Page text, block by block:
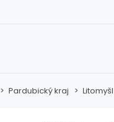
> Pardubický kraj > Litomyšl